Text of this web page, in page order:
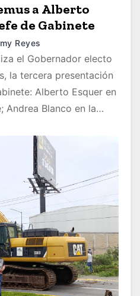
a Alberto
de Gabinete
Reyes
el Gobernador electo
la tercera presentación
Alberto Esquer en
Andrea Blanco en la…